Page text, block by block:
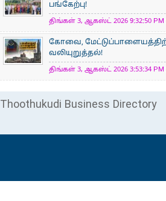
பங்கேற்பு!
திங்கள் 3, ஆகஸ்ட் 2026 9:32:50 PM
கோவை,
வலியுறுத்தல்!
திங்கள் 3, ஆகஸ்ட் 2026 3:53:34 PM
Thoothukudi Business Directory